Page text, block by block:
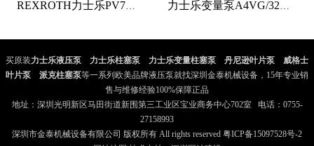
REXROTH力士乐PV7系列叶片泵 力士乐变量泵A4VG/32系列
买原装力士乐液压泵 力士乐柱塞泵 力士乐变量柱塞泵 丹尼逊叶片泵
威格士
叶片泵
派克柱塞泵等一系列欧美品牌液压泵就找深圳金泰机械设备，15年专业销
售与维修经验100%保障正品
地址：深圳光明新区马田街道新围第三工业区宝业商务中心702室 电话：0755-
27158993
深圳市金泰机械设备有限公司 版权所有 All rights reserved 粤ICP备15097528号-2